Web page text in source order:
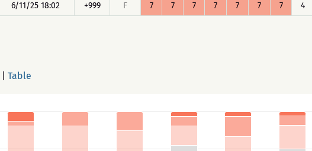
6/11/25 18:02
+999 F 7 7 7 7 7 7 7 4
Table